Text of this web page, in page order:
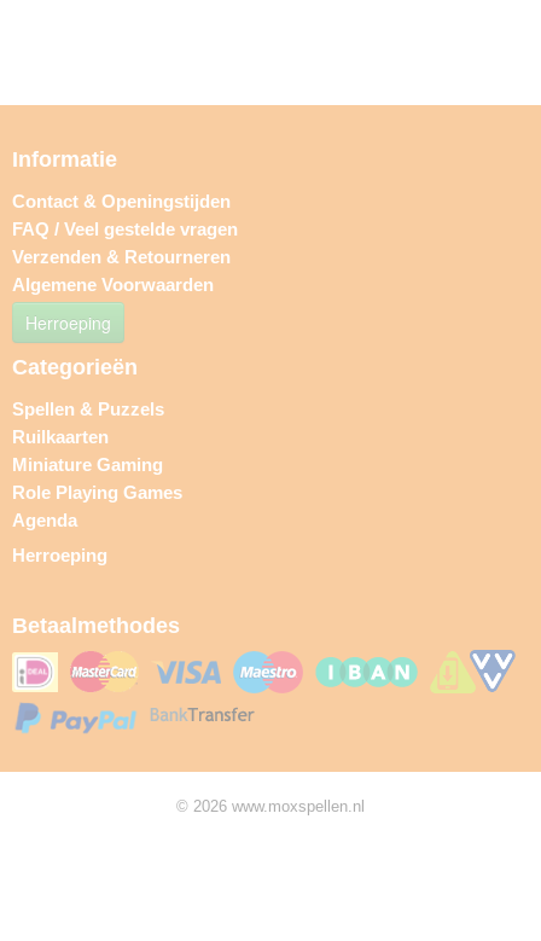
Informatie
Contact & Openingstijden
FAQ / Veel gestelde vragen
Verzenden & Retourneren
Algemene Voorwaarden
Herroeping
Categorieën
Spellen & Puzzels
Ruilkaarten
Miniature Gaming
Role Playing Games
Agenda
Herroeping
Betaalmethodes
© 2026 www.moxspellen.nl